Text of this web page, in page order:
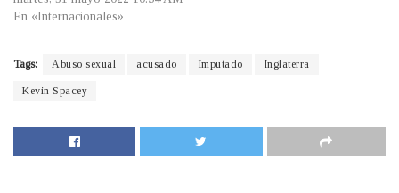
En «Internacionales»
Tags: Abuso sexual acusado Imputado Inglaterra
Kevin Spacey